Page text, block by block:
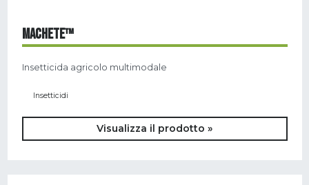
MACHETE™
Insetticida agricolo multimodale
Insetticidi
Visualizza il prodotto »